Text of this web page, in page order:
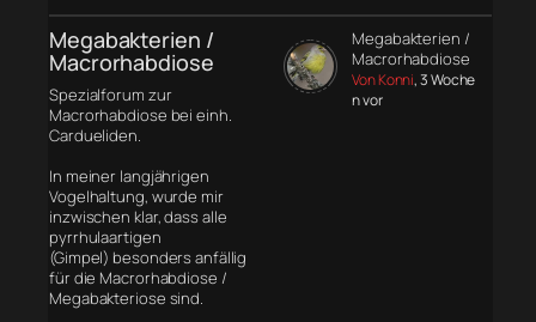
Megabakterien /
Macrorhabdiose
Spezialforum zur
Macrorhabdiose bei einh.
Cardueliden.
In meiner langjährigen
Vogelhaltung, wurde mir
inzwischen klar, dass alle
pyrrhulaartigen
(Gimpel) besonders anfällig
für die Macrorhabdiose /
Megabakteriose sind.
Megabakterien /
Macrorhabdiose
Von Konni, 3 Woche
n vor